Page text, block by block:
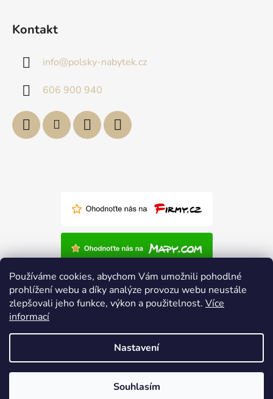
Používáme cookies, abychom Vám umožnili pohodlné
prohlížení webu a díky analýze provozu webu neustále
zlepšovali jeho funkce, výkon a použitelnost. Více
informací
Nastavení
Souhlasím
Kontakt
info@polsky-nabytek.cz
606 900 940
Vytvořil Shoptet
Polský-nábytek.cz